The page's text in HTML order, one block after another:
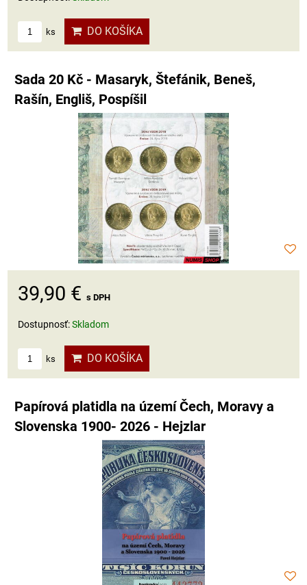
ks DO KOŠÍKA
Sada 20 Kč - Masaryk, Štefánik, Beneš,
Rašín, Engliš, Pospíšil
39,90 € s DPH
Dostupnosť:Skladom
ks DO KOŠÍKA
Papírová platidla na území Čech, Moravy a
Slovenska 1900- 2026 - Hejzlar